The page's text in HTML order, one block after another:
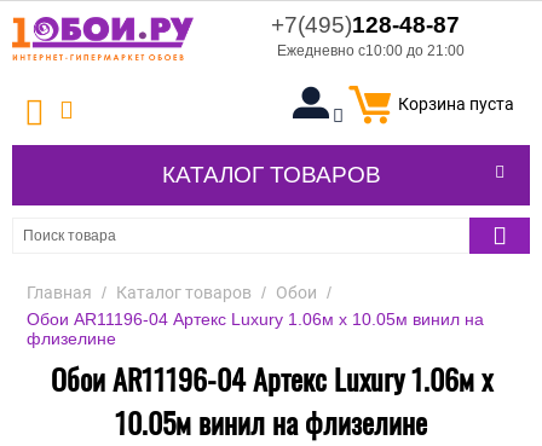
+7(495)128-48-87
Ежедневно с10:00 до 21:00
Корзина пуста
КАТАЛОГ ТОВАРОВ
Главная / Каталог товаров / Обои /
Обои AR11196-04 Артекс Luxury 1.06м x 10.05м винил на
флизелине
Обои AR11196-04 Артекс Luxury 1.06м x
10.05м винил на флизелине